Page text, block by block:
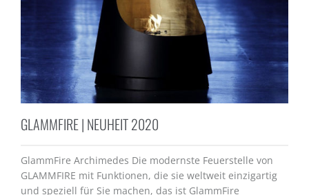
GLAMMFIRE | NEUHEIT 2020
GlammFire Archimedes Die modernste Feuerstelle von
GLAMMFIRE mit Funktionen, die sie weltweit einzigartig
und speziell für Sie machen, das ist GlammFire